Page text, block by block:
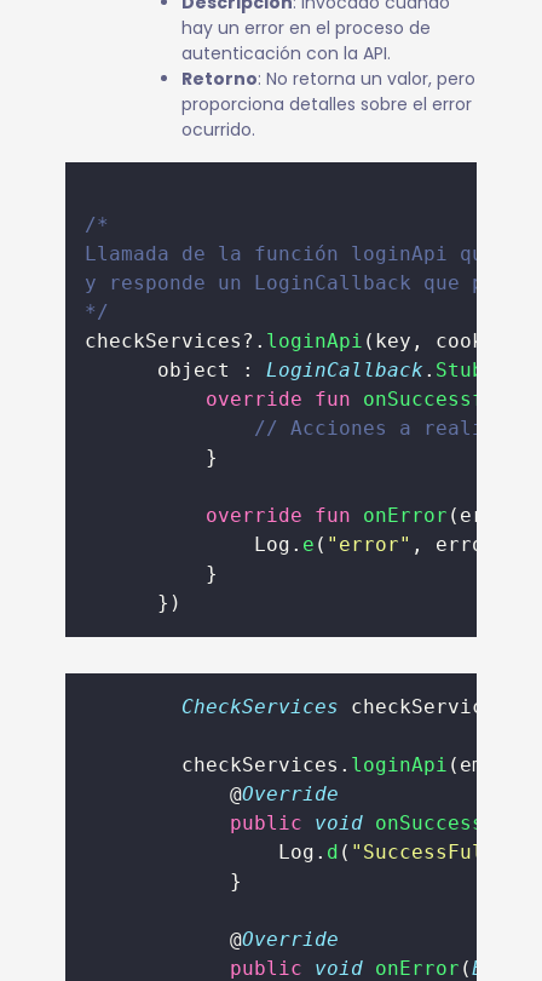
hay un error en el proceso de
autenticación con la API.
Retorno: No retorna un valor, pero
proporciona detalles sobre el error
ocurrido.
/*
Llamada de la función loginApi que
y responde un LoginCallback que
*/
checkServices?. loginApi (key, cookie,
      object :
LoginCallback . Stub
override
fun onSuccessful
// Acciones a realizar
          }
override fun onError
              Log.
e ( "error" ,
          }
      })
CheckServices checkServices
        checkServices.
loginApi (email,
            @
Override
public
void onSuccessful
                Log.
d ( " SuccessFull
            }
            @
Override
public
void onError (